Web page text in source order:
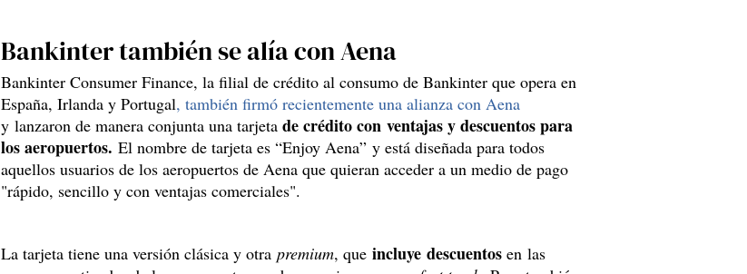
Bankinter también se alía con Aena
Bankinter Consumer Finance, la filial de crédito al consumo de Bankinter que opera en
España, Irlanda y Portugal, también firmó recientemente una alianza con Aena
y lanzaron de manera conjunta una tarjeta de crédito con ventajas y descuentos para
los aeropuertos. El nombre de tarjeta es “Enjoy Aena” y está diseñada para todos
aquellos usuarios de los aeropuertos de Aena que quieran acceder a un medio de pago
"rápido, sencillo y con ventajas comerciales".
La tarjeta tiene una versión clásica y otra premium, que incluye descuentos en las